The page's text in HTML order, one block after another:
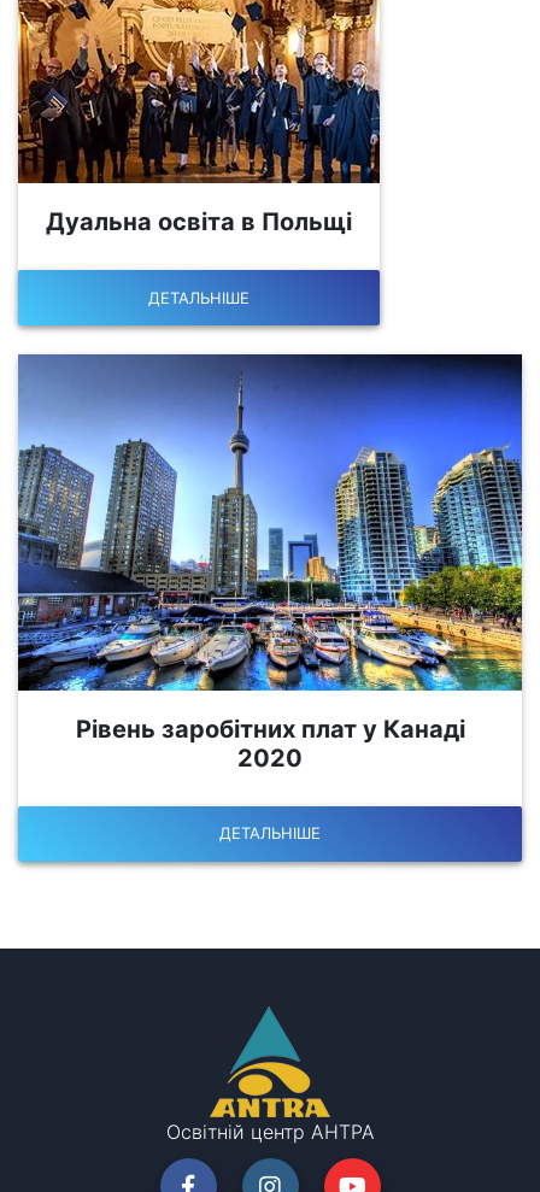
Дуальна освіта в Польщі
ДЕТАЛЬНІШЕ
Рівень заробітних плат у Канаді
2020
ДЕТАЛЬНІШЕ
Освітній центр АНТРА